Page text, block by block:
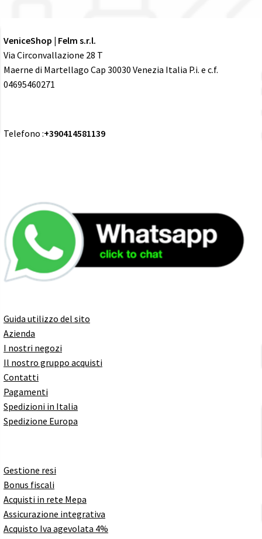
VeniceShop | Felm s.r.l.
Via Circonvallazione 28 T
Maerne di Martellago Cap 30030 Venezia Italia P.i. e c.f.
04695460271
Telefono :+390414581139
Guida utilizzo del sito
Azienda
I nostri negozi
Il nostro gruppo acquisti
Contatti
Pagamenti
Spedizioni in Italia
Spedizione Europa
Gestione resi
Bonus fiscali
Acquisti in rete Mepa
Assicurazione integrativa
Acquisto Iva agevolata 4%